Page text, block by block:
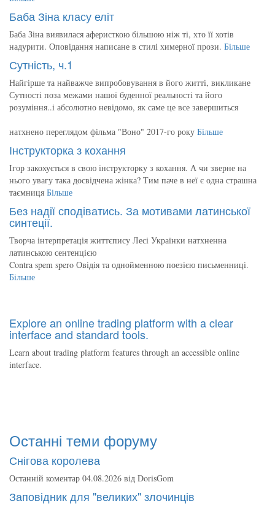
Баба Зіна класу еліт
Баба Зіна виявилася аферисткою більшою ніж ті, хто її хотів
надурити. Оповідання написане в стилі химерної прози. Більше
Сутність, ч.1
Найгірше та найважче випробовування в його житті, викликане
Сутності поза межами нашої буденної реальності та його
розуміння..і абсолютно невідомо, як саме це все завершиться
натхнено переглядом фільма "Воно" 2017-го року Більше
Інструкторка з кохання
Ігор закохується в свою інструкторку з кохання. А чи зверне на
нього увагу така досвідчена жінка? Тим паче в неї є одна страшна
таємниця Більше
Без надії сподіватись. За мотивами латинської
синтеції.
Творча інтерпретація життєпису Лесі Українки натхненна
латинською сентенцією
Contra spem spero Овідія та однойменною поезією письменниці.
Більше
Explore an online trading platform with a clear
interface and standard tools.
Learn about trading platform features through an accessible online
interface.
Останні теми форуму
Снігова королева
Останній коментар 04.08.2026 від DorisGom
Заповідник для "великих" злочинців